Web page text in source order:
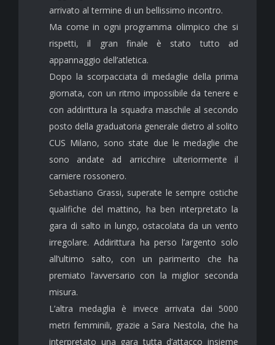
arrivato al termine di un bellissimo incontro.
Ma come in ogni programma olimpico che si
rispetti, il gran finale è stato tutto ad
appannaggio dell’atletica.
Dopo la scorpacciata di medaglie della prima
giornata, con un ritmo impossibile da tenere e
con addirittura la squadra maschile al secondo
posto della graduatoria generale dietro al solito
CUS Milano, sono state due le medaglie che
sono andate ad arricchire ulteriormente il
carniere rossonero.
Sebastiano Grassi, superate le sempre ostiche
qualifiche del mattino, ha ben interpretato la
gara di salto in lungo, ostacolata da un vento
irregolare. Addirittura ha perso l’argento solo
all’ultimo salto, con un parimerito che ha
premiato l’avversario con la miglior seconda
misura.
L’altra medaglia è invece arrivata dai 5000
metri femminili, grazie a Sara Nestola, che ha
interpretato una gara tutta d’attacco insieme